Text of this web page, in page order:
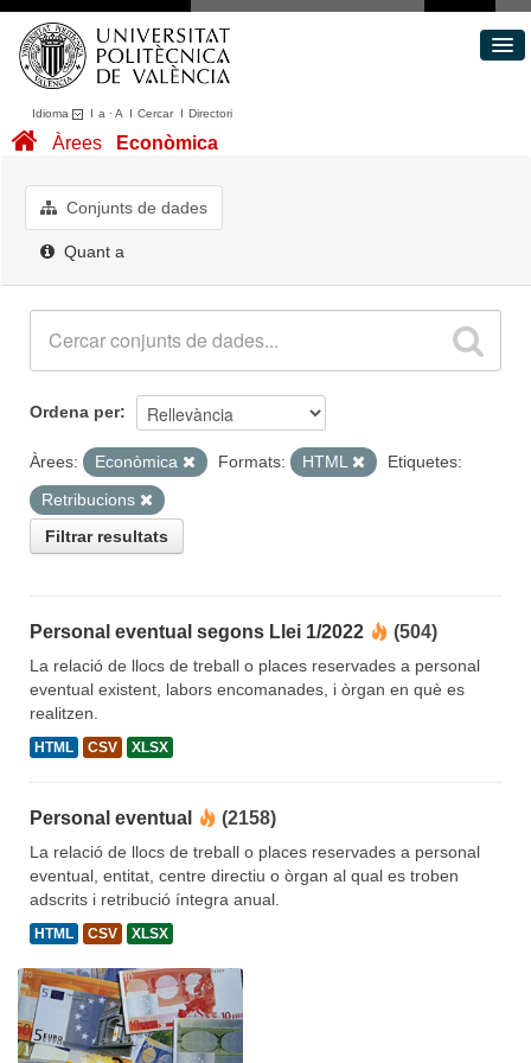
Idioma I a ·A I CercarI Directori
Conjunts de dades
Quant a
Àrees Econòmica
Conjunts de dades
Quant a
Ordena per
Àrees: Econòmica Formats: HTML
Etiquetes:
Retribucions
Filtrar resultats
Personal eventual segons Llei 1/2022 (504)
La relació de llocs de treball o places reservades a personal
eventual existent, labors encomanades, i òrgan en què es
realitzen.
HTML CSV XLSX
Personal eventual (2158)
La relació de llocs de treball o places reservades a personal
eventual, entitat, centre directiu o òrgan al qual es troben
adscrits i retribució íntegra anual.
HTML CSV XLSX